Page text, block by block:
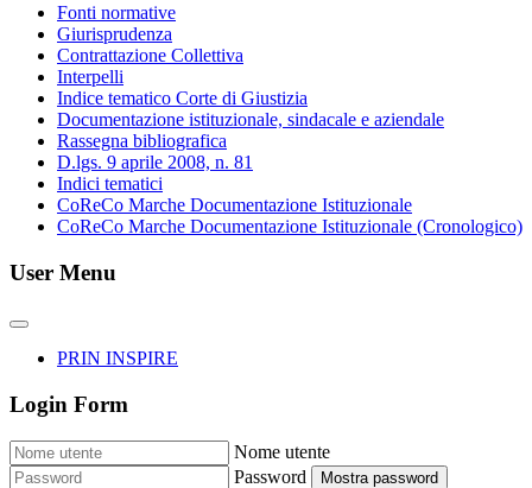
Fonti normative
Giurisprudenza
Contrattazione Collettiva
Interpelli
Indice tematico Corte di Giustizia
Documentazione istituzionale, sindacale e aziendale
Rassegna bibliografica
D.lgs. 9 aprile 2008, n. 81
Indici tematici
CoReCo Marche Documentazione Istituzionale
CoReCo Marche Documentazione Istituzionale (Cronologico)
User Menu
PRIN INSPIRE
Login Form
Nome utente
Password
Mostra password